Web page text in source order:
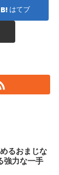
はてブ
るおまじな
強力な一手